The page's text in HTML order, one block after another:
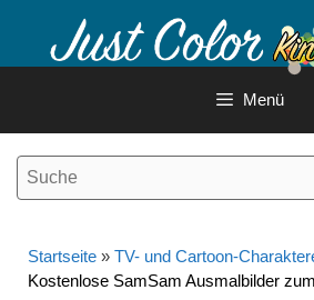
Inhalt
Menü
Startseite » TV- und Cartoon-
Kostenlose SamSam Ausmalbilder